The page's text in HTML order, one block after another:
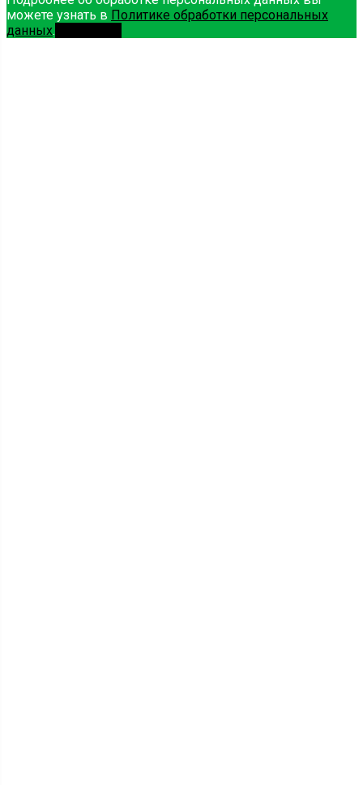
можете узнать в Политике обработки персональных
данных.